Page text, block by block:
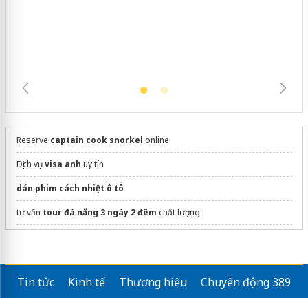
Reserve captain cook snorkel online
Dịch vụvisa anh uy tín
dán phim cách nhiệt ô tô
tư vấn tour đà nẵng 3 ngày 2 đêm chất lượng
Tin tức Kinh tế Thương hiệu
Chuyển động 389